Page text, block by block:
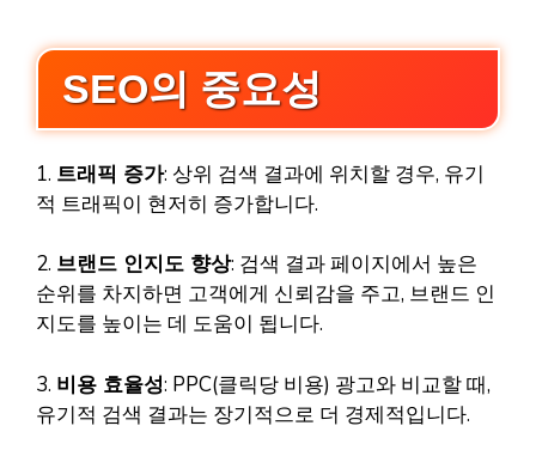
SEO의 중요성
1. 트래픽 증가: 상위 검색 결과에 위치할 경우, 유기
적 트래픽이 현저히 증가합니다.
2. 브랜드 인지도 향상: 검색 결과 페이지에서 높은
순위를 차지하면 고객에게 신뢰감을 주고, 브랜드 인
지도를 높이는 데 도움이 됩니다.
3. 비용 효율성: PPC(클릭당 비용) 광고와 비교할 때,
유기적 검색 결과는 장기적으로 더 경제적입니다.